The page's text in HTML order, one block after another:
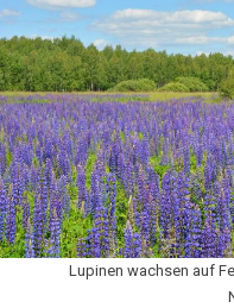
Lupinen wachsen auf